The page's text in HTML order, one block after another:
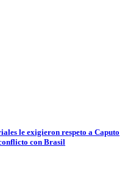
le exigieron respeto a Caputo
con Brasil